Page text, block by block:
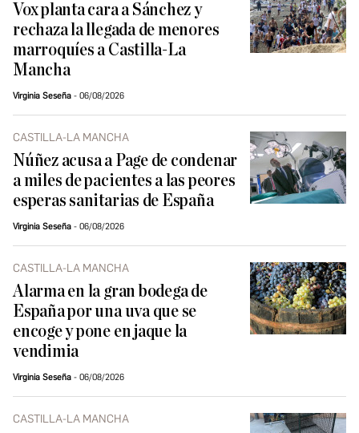
Vox planta cara a Sánchez y
rechaza la llegada de menores
marroquíes a Castilla-La
Mancha
Virginia Seseña 06/08/2026
CASTILLA-LA MANCHA
Núñez acusa a Page de condenar
a miles de pacientes a las peores
esperas sanitarias de España
Virginia Seseña 06/08/2026
CASTILLA-LA MANCHA
Alarma en la gran bodega de
España por una uva que se
encoge y pone en jaque la
vendimia
Virginia Seseña 06/08/2026
CASTILLA-LA MANCHA